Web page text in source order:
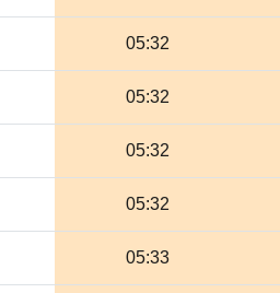
05:32
05:32
05:32
05:32
05:33